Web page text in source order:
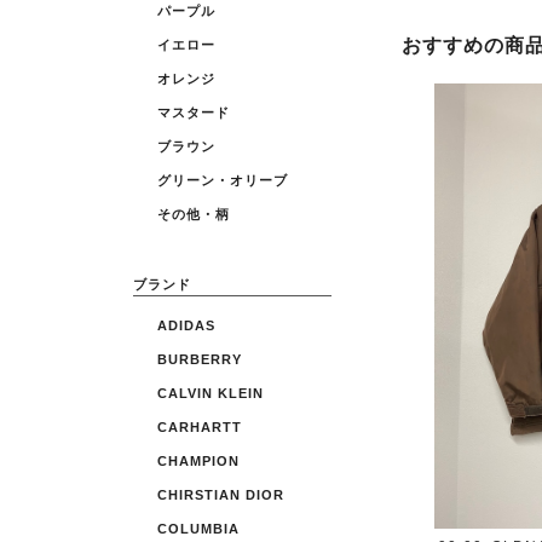
パープル
イエロー
オレンジ
マスタード
ブラウン
グリーン・オリーブ
その他・柄
ブランド
ADIDAS
BURBERRY
CALVIN KLEIN
CARHARTT
CHAMPION
CHIRSTIAN DIOR
COLUMBIA
おすすめの商